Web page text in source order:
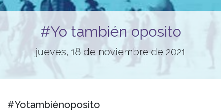
#Yo también oposito
jueves, 18 de noviembre de 2021
#Yotambiénoposito